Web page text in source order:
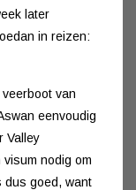
later
in reizen:
van
eenvoudig
Valley
nodig om
dus goed, want